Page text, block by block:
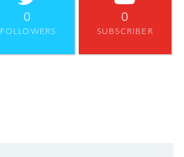
0
FOLLOWERS
0
SUBSCRIBER